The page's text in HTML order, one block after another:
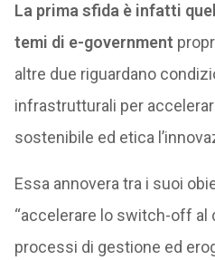
La prima sfida è infatti
temi di e-government
altre due riguardano
infrastrutturali per
sostenibile ed etica
Essa annovera tra i suoi
“accelerare lo switch-off al
processi di gestione ed